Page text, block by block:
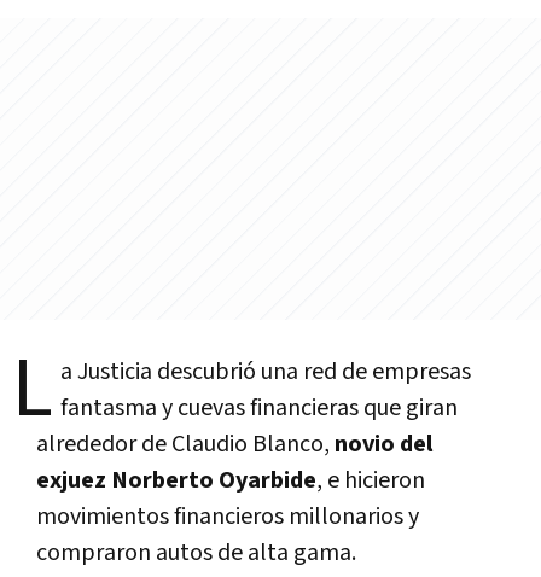
L a Justicia descubrió una red de empresas
fantasma y cuevas financieras que giran
alrededor de Claudio Blanco, novio del
exjuez Norberto Oyarbide, e hicieron
movimientos financieros millonarios y
compraron autos de alta gama.